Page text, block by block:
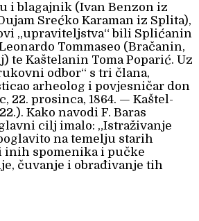
i blagajnik (Ivan Benzon iz
Srećko Karaman iz Splita),
„upraviteljstva“ bili Splićanin
Tommaseo (Bračanin,
te Kaštelanin Toma Poparić. Uz
odbor“ s tri člana,
arheolog i povjesničar don
22. prosinca, 1864. — Kaštel-
Kako navodi F. Baras
cilj imalo: „Istraživanje
na temelju starih
inih spomenika i pučke
čuvanje i obrađivanje tih